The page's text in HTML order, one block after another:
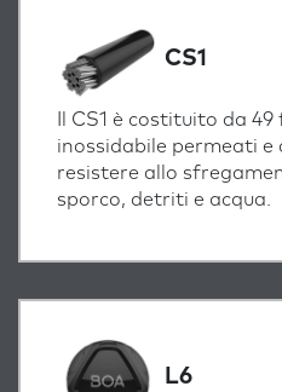
CS1
Il CS1 è costituito da
inossidabile permeati e
resistere allo
sporco, detriti e acqua.
L6